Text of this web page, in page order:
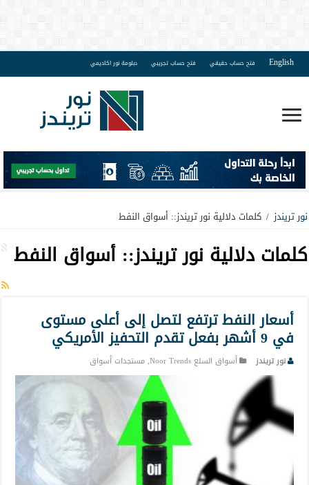
English فتح حساب حقيقي فتح حساب تجريبي دبلومة نور اكاديمي
نور تريندز / كلمات دلالية نور تريندز:: أسواق النفط
كلمات دلالية نور تريندز::أسواق النفط
أسعار النفط ترتفع لتصل إلى أعلى مستوى
في 9 أشهر بفعل تقدم التحفيز الأمريكي
نور تريندز أسواق السلع Noor Trends ,مستجدات أسواق